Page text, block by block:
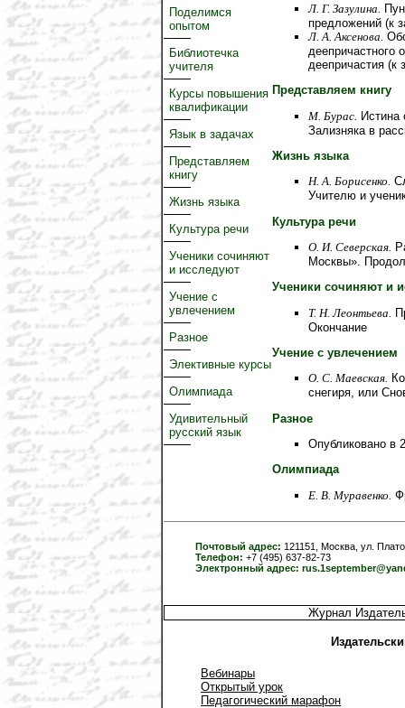
Поделимся
опытом
Библиотечка
учителя
Курсы повышения
квалификации
Язык в задачах
Представляем
книгу
Жизнь языка
Культура речи
Ученики сочиняют
и исследуют
Учение с
увлечением
Разное
Элективные курсы
Олимпиада
Удивительный
русский язык
Л. Г. Зазулина.
предложений (к
Л. А. Аксенова.
деепричастного
деепричастия
Представляем книгу
М. Бурас. Истина
Зализняка в
Жизнь языка
Н. А. Борисенко.
Учителю и
Культура речи
О. И. Северская.
Москвы».
Ученики сочиняют и
Т. Н. Леонтьева.
Окончание
Учение с увлечением
О. C. Маевская.
снегиря, или
Разное
Опубликовано в
Олимпиада
Е. В. Муравенко.
Почтовый адрес: 121151, Москва, ул.
Телефон: +7 (495) 637-82-73
Электронный адрес:
Журнал
Вебинары
Открытый урок
Педагогический марафон